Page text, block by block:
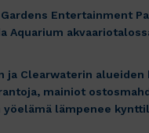
Entertainment
Aquarium
Clearwaterin alueiden
mainiot
yöelämä lämpenee